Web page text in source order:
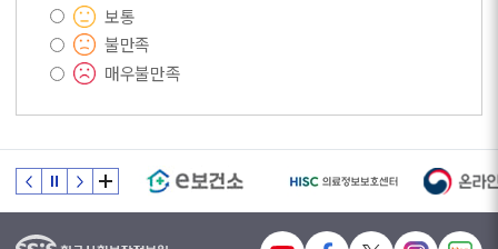
보통
불만족
매우불만족